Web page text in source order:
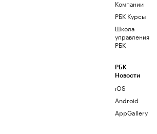
Компании
РБК Курсы
Школа
управления
РБК
РБК
Новости
iOS
Android
AppGallery